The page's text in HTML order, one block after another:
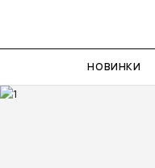
НОВИНКИ